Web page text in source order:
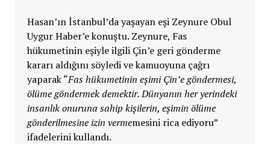
Hasan’ın İstanbul’da yaşayan eşi Zeynure Obul
Uygur Haber’e konuştu. Zeynure, Fas
hükumetinin eşiyle ilgili Çin’e geri gönderme
kararı aldığını söyledi ve kamuoyuna çağrı
yaparak “Fas hükumetinin eşimi Çin’e göndermesi,
ölüme göndermek demektir. Dünyanın her yerindeki
insanlık onuruna sahip kişilerin, eşimin ölüme
gönderilmesine izin vermemesini rica ediyoru”
ifadelerini kullandı.